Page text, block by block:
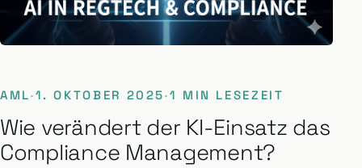
AML·1. OKTOBER 2025·1 MIN LESEZEIT
Wie verändert der KI-Einsatz das
Compliance Management?